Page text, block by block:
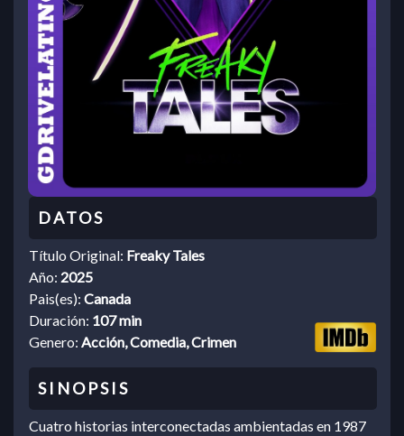
Título Original: Freaky Tales
Año: 2025
Pais(es): Canada
Duración: 107 min
Genero: Acción, Comedia, Crimen
Cuatro historias interconectadas ambientadas en 1987